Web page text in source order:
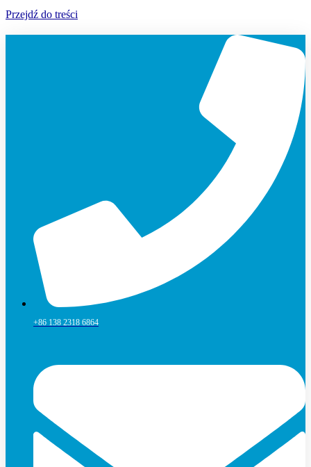
Przejdź do treści
+86 138 2318 6864